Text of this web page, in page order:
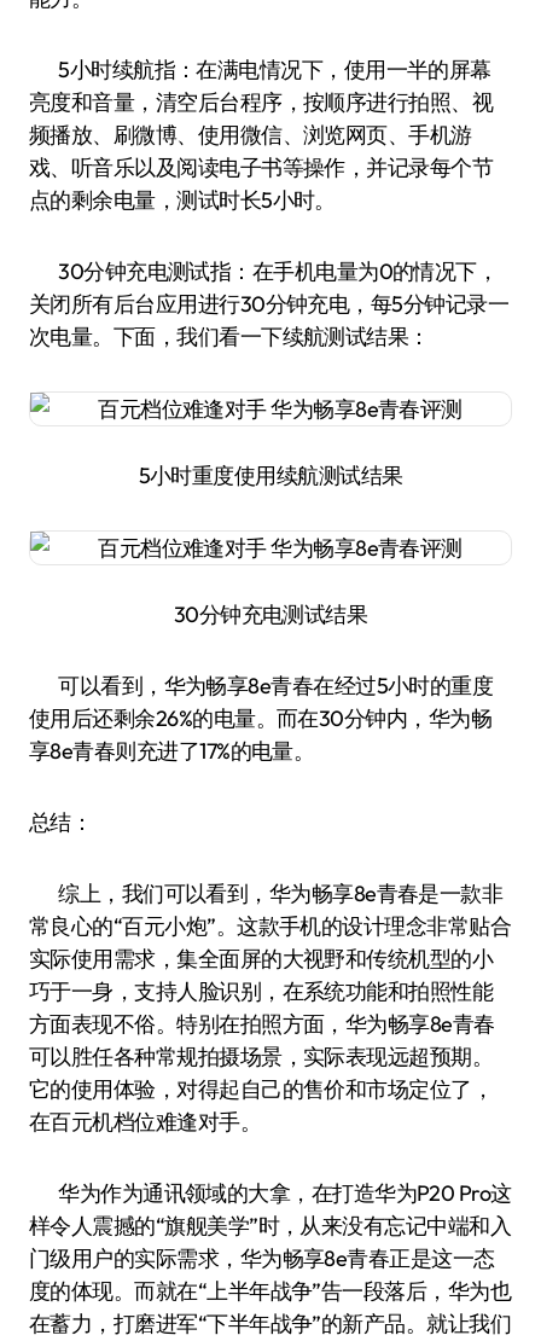
5小时续航指：在满电情况下，使用一半的屏幕
亮度和音量，清空后台程序，按顺序进行拍照、视
频播放、刷微博、使用微信、浏览网页、手机游
戏、听音乐以及阅读电子书等操作，并记录每个节
点的剩余电量，测试时长5小时。
30分钟充电测试指：在手机电量为0的情况下，
关闭所有后台应用进行30分钟充电，每5分钟记录一
次电量。下面，我们看一下续航测试结果：
5小时重度使用续航测试结果
30分钟充电测试结果
可以看到，华为畅享8e青春在经过5小时的重度
使用后还剩余26%的电量。而在30分钟内，华为畅
享8e青春则充进了17%的电量。
总结：
综上，我们可以看到，华为畅享8e青春是一款非
常良心的“百元小炮”。这款手机的设计理念非常贴合
实际使用需求，集全面屏的大视野和传统机型的小
巧于一身，支持人脸识别，在系统功能和拍照性能
方面表现不俗。特别在拍照方面，华为畅享8e青春
可以胜任各种常规拍摄场景，实际表现远超预期。
它的使用体验，对得起自己的售价和市场定位了，
在百元机档位难逢对手。
华为作为通讯领域的大拿，在打造华为P20 Pro这
样令人震撼的“旗舰美学”时，从来没有忘记中端和入
门级用户的实际需求，华为畅享8e青春正是这一态
度的体现。而就在“上半年战争”告一段落后，华为也
在蓄力，打磨进军“下半年战争”的新产品。就让我们